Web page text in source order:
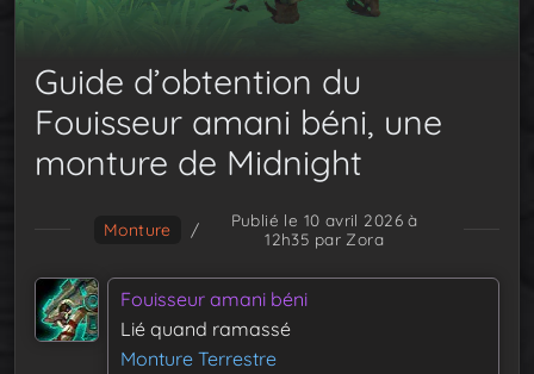
Guide d’obtention du
Fouisseur amani béni, une
monture de Midnight
Monture /
Publié le 10 avril 2026 à
12h35 par Zora
Fouisseur amani béni
Lié quand ramassé
Monture Terrestre